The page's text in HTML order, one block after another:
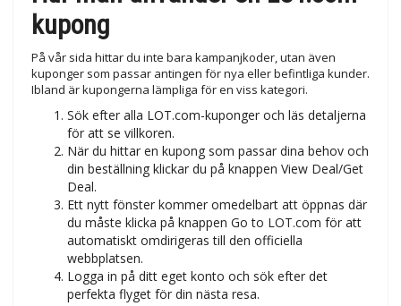
kupong
På vår sida hittar du inte bara kampanjkoder, utan även
kuponger som passar antingen för nya eller befintliga kunder.
Ibland är kupongerna lämpliga för en viss kategori.
Sök efter alla LOT.com-kuponger och läs detaljerna
för att se villkoren.
När du hittar en kupong som passar dina behov och
din beställning klickar du på knappen View Deal/Get
Deal.
Ett nytt fönster kommer omedelbart att öppnas där
du måste klicka på knappen Go to LOT.com för att
automatiskt omdirigeras till den officiella
webbplatsen.
Logga in på ditt eget konto och sök efter det
perfekta flyget för din nästa resa.